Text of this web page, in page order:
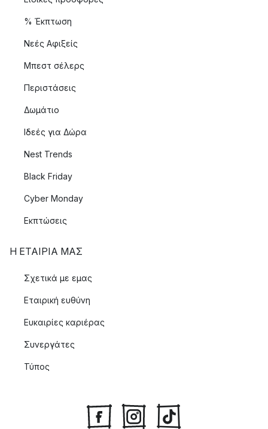
% Έκπτωση
Νεές Αφιξείς
Μπεστ σέλερς
Περιστάσεις
Δωμάτιο
Ιδεές για Δώρα
Nest Trends
Black Friday
Cyber Monday
Εκπτώσεις
Η ΕΤΑΊΡΙΑ ΜΑΣ
Σχετικά με εμας
Εταιρική ευθύνη
Ευκαιρίες καριέρας
Συνεργάτες
Τύπος